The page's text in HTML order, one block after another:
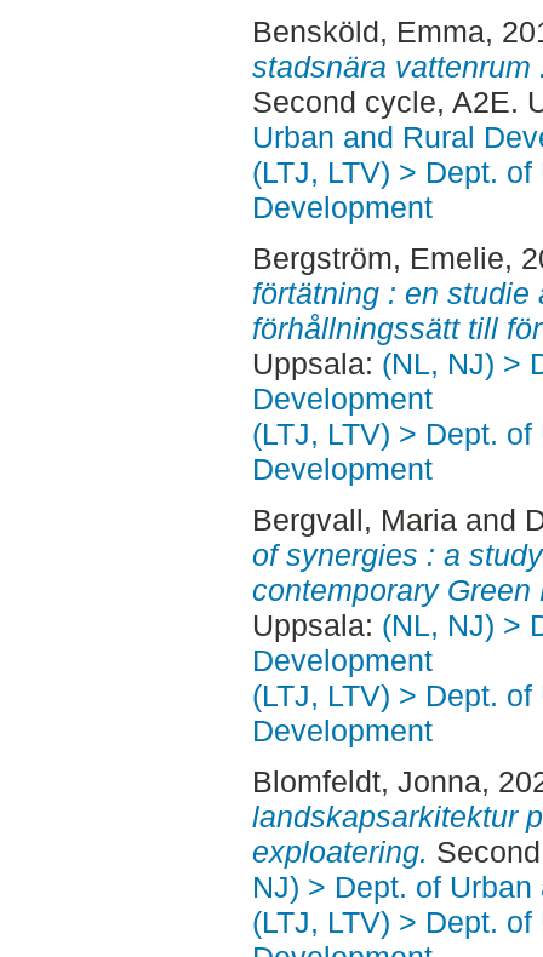
Bensköld, Emma,
stadsnära
Second cycle, A2E.
Urban and Rural
(LTJ, LTV) > Dept.
Development
Bergström, Emelie,
förtätning : en studie
förhållningssätt till
Uppsala: (NL, NJ) >
Development
(LTJ, LTV) > Dept.
Development
Bergvall, Mariaand
of synergies : a
contemporary Green
Uppsala: (NL, NJ) >
Development
(LTJ, LTV) > Dept.
Development
Blomfeldt, Jonna,
landskapsarkitektur
exploatering.
NJ) > Dept. of
(LTJ, LTV) > Dept.